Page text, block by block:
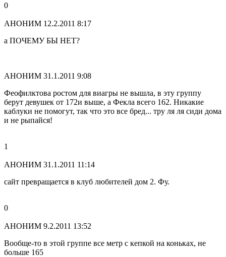
0
АНОНИМ 12.2.2011 8:17
а ПОЧЕМУ БЫ НЕТ?
АНОНИМ 31.1.2011 9:08
Феофилктова ростом для виагры не вышла, в эту группу
берут девушек от 172и выше, а Фекла всего 162. Никакие
каблуки не помогут, так что это все бред... тру ля ля сиди дома
и не рыпайся!
1
АНОНИМ 31.1.2011 11:14
сайт превращается в клуб любителей дом 2. Фу.
0
АНОНИМ 9.2.2011 13:52
Вообще-то в этой группе все метр с кепкой на коньках, не
больше 165